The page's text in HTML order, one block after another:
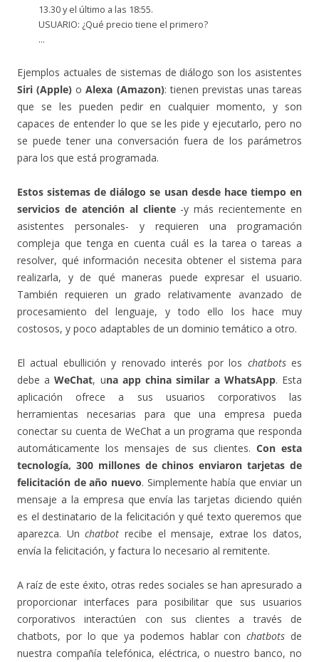
13.30 y el último a las 18:55.
USUARIO: ¿Qué precio tiene el primero?
…
Ejemplos actuales de sistemas de diálogo son los asistentes
Siri (Apple) oAlexa (Amazon): tienen previstas unas tareas
que se les pueden pedir en cualquier momento, y son
capaces de entender lo que se les pide y ejecutarlo, pero no
se puede tener una conversación fuera de los parámetros
para los que está programada.
Estos sistemas de diálogo se usan desde hace tiempo en
servicios de atención al cliente-y más recientemente en
asistentes personales- y requieren una programación
compleja que tenga en cuenta cuál es la tarea o tareas a
resolver, qué información necesita obtener el sistema para
realizarla, y de qué maneras puede expresar el usuario.
También requieren un grado relativamente avanzado de
procesamiento del lenguaje, y todo ello los hace muy
costosos, y poco adaptables de un dominio temático a otro.
El actual ebullición y renovado interés por los chatbotses
debe aWeChat, una app china similar a WhatsApp. Esta
aplicación ofrece a sus usuarios corporativos las
herramientas necesarias para que una empresa pueda
conectar su cuenta de WeChat a un programa que responda
automáticamente los mensajes de sus clientes. Con esta
tecnología, 300 millones de chinos enviaron tarjetas de
felicitación de año nuevo. Simplemente había que enviar un
mensaje a la empresa que envía las tarjetas diciendo quién
es el destinatario de la felicitación y qué texto queremos que
aparezca. Unchatbot recibe el mensaje, extrae los datos,
envía la felicitación, y factura lo necesario al remitente.
A raíz de este éxito, otras redes sociales se han apresurado a
proporcionar interfaces para posibilitar que sus usuarios
corporativos interactúen con sus clientes a través de
chatbots, por lo que ya podemos hablar conchatbots de
nuestra compañía telefónica, eléctrica, o nuestro banco, no